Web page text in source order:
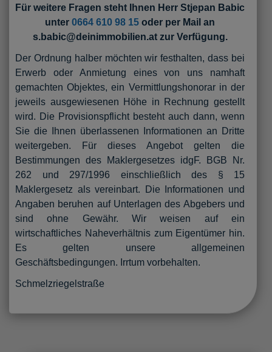
Für weitere Fragen steht Ihnen Herr Stjepan Babic
unter 0664 610 98 15 oder per Mail an
s.babic@deinimmobilien.at zur Verfügung.
Der Ordnung halber möchten wir festhalten, dass bei
Erwerb oder Anmietung eines von uns namhaft
gemachten Objektes, ein Vermittlungshonorar in der
jeweils ausgewiesenen Höhe in Rechnung gestellt
wird. Die Provisionspflicht besteht auch dann, wenn
Sie die Ihnen überlassenen Informationen an Dritte
weitergeben. Für dieses Angebot gelten die
Bestimmungen des Maklergesetzes idgF. BGB Nr.
262 und 297/1996 einschließlich des § 15
Maklergesetz als vereinbart. Die Informationen und
Angaben beruhen auf Unterlagen des Abgebers und
sind ohne Gewähr. Wir weisen auf ein
wirtschaftliches Naheverhältnis zum Eigentümer hin.
Es gelten unsere allgemeinen
Geschäftsbedingungen. Irrtum vorbehalten.
Schmelzriegelstraße